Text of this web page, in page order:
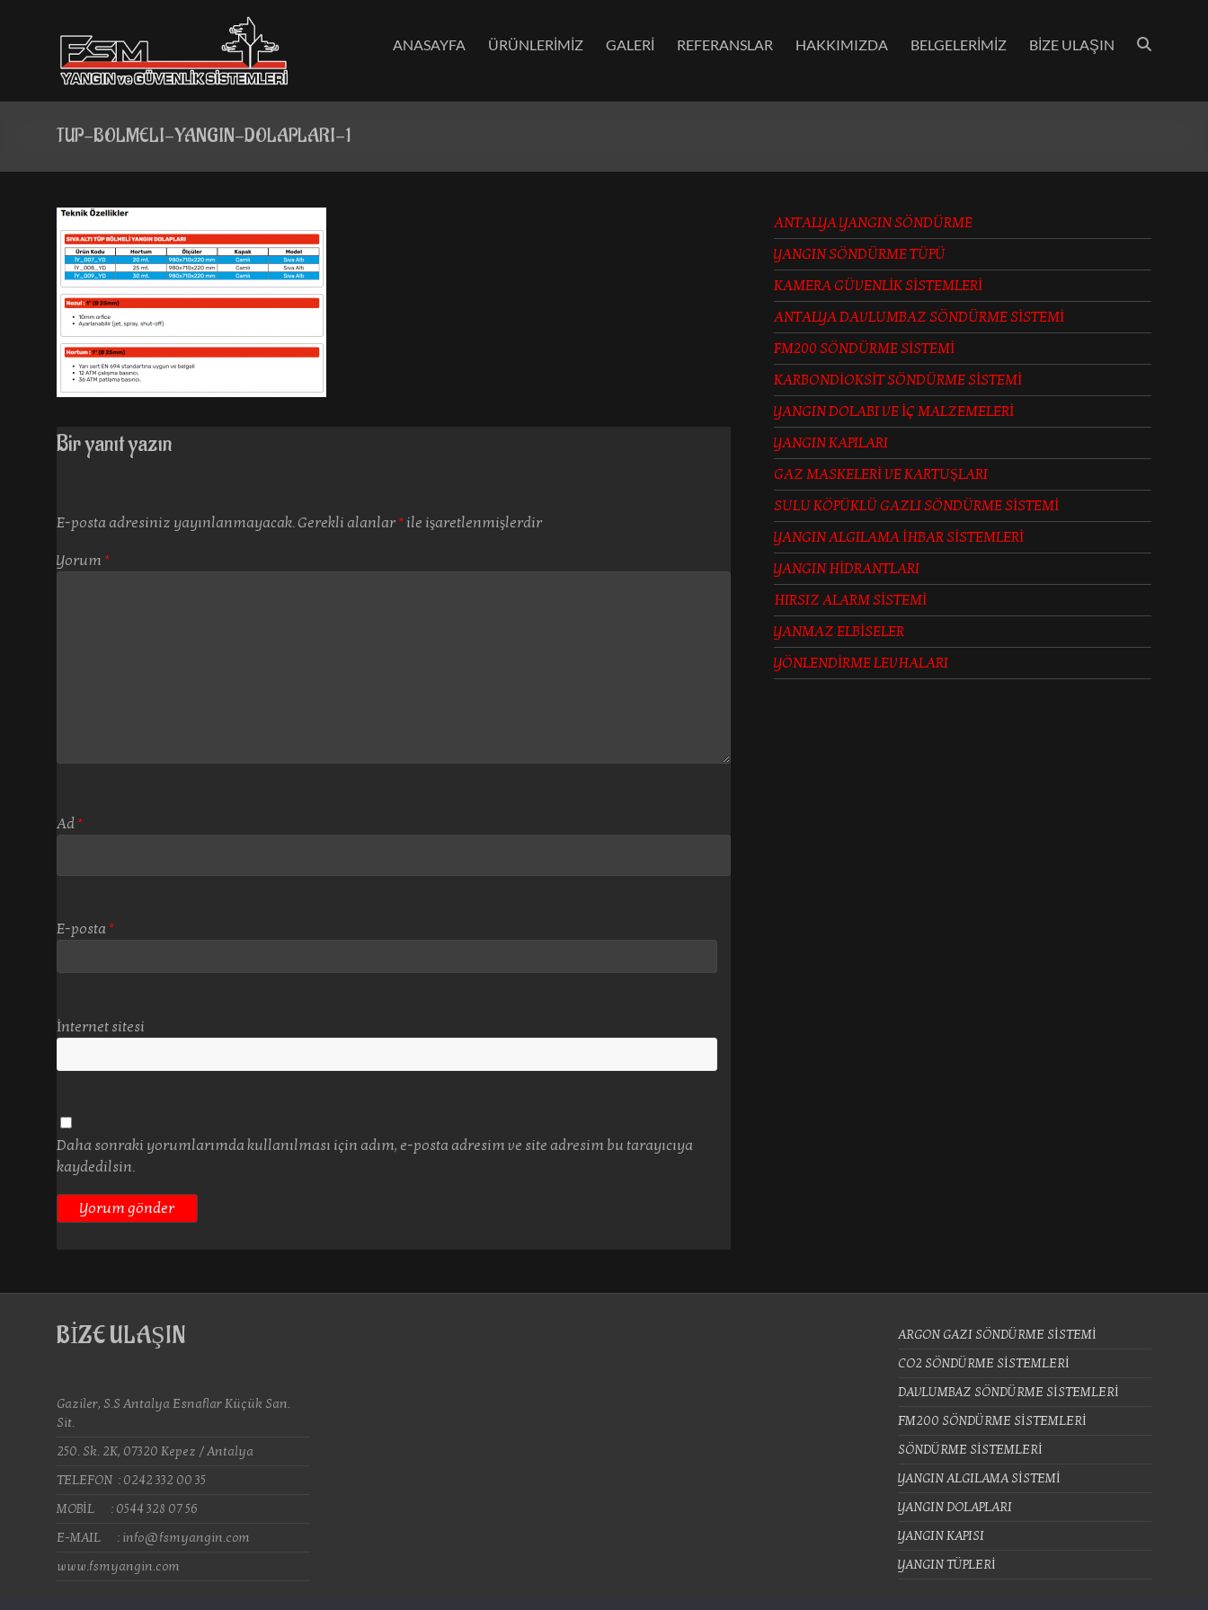
ANASAYFA ÜRÜNLERİMİZ GALERİ REFERANSLAR HAKKIMIZDA BELGELERİMİZ BİZE ULAŞIN
TUP-BOLMELI-YANGIN-DOLAPLARI-1
Bir yanıt yazın
E-posta adresiniz yayınlanmayacak. Gerekli alanlar * ile işaretlenmişlerdir
Yorum *
Ad *
E-posta *
İnternet sitesi
Daha sonraki yorumlarımda kullanılması için adım, e-posta adresim ve site adresim bu tarayıcıya
kaydedilsin.
ANTALYA YANGIN SÖNDÜRME
YANGIN SÖNDÜRME TÜPÜ
KAMERA GÜVENLİK SİSTEMLERİ
ANTALYA DAVLUMBAZ SÖNDÜRME SİSTEMİ
FM200 SÖNDÜRME SİSTEMİ
KARBONDİOKSİT SÖNDÜRME SİSTEMİ
YANGIN DOLABI VE İÇ MALZEMELERİ
YANGIN KAPILARI
GAZ MASKELERİ VE KARTUŞLARI
SULU KÖPÜKLÜ GAZLI SÖNDÜRME SİSTEMİ
YANGIN ALGILAMA İHBAR SİSTEMLERİ
YANGIN HİDRANTLARI
HIRSIZ ALARM SİSTEMİ
YANMAZ ELBİSELER
YÖNLENDİRME LEVHALARI
BİZE ULAŞIN
Gaziler, S.S Antalya Esnaflar Küçük San.
Sit.
250. Sk. 2K, 07320 Kepez / Antalya
TELEFON : 0242 332 00 35
MOBİL : 0544 328 07 56
E-MAIL : info@fsmyangin.com
www.fsmyangin.com
ARGON GAZI SÖNDÜRME SİSTEMİ
CO2 SÖNDÜRME SİSTEMLERİ
DAVLUMBAZ SÖNDÜRME SİSTEMLERİ
FM200 SÖNDÜRME SİSTEMLERİ
SÖNDÜRME SİSTEMLERİ
YANGIN ALGILAMA SİSTEMİ
YANGIN DOLAPLARI
YANGIN KAPISI
YANGIN TÜPLERİ